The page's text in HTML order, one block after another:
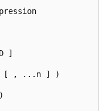
]
, ...n ] )